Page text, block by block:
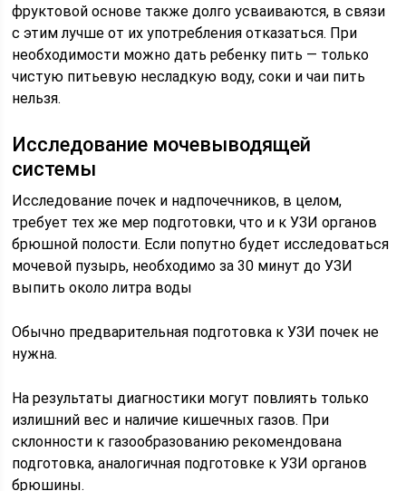
фруктовой основе также долго усваиваются, в связи
с этим лучше от их употребления отказаться. При
необходимости можно дать ребенку пить — только
чистую питьевую несладкую воду, соки и чаи пить
нельзя.
Исследование мочевыводящей
системы
Исследование почек и надпочечников, в целом,
требует тех же мер подготовки, что и к УЗИ органов
брюшной полости. Если попутно будет исследоваться
мочевой пузырь, необходимо за 30 минут до УЗИ
выпить около литра воды
Обычно предварительная подготовка к УЗИ почек не
нужна.
На результаты диагностики могут повлиять только
излишний вес и наличие кишечных газов. При
склонности к газообразованию рекомендована
подготовка, аналогичная подготовке к УЗИ органов
брюшины.